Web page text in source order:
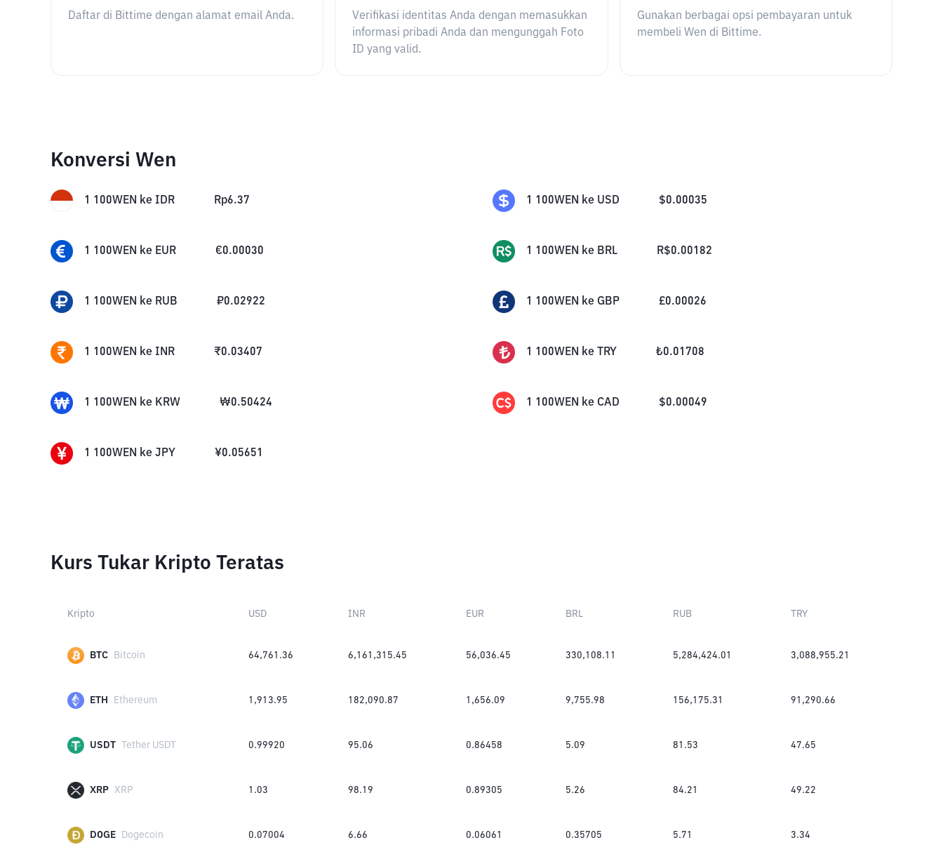
Daftar di Bittime dengan alamat email Anda.
Verifikasi identitas Anda dengan memasukkan
informasi pribadi Anda dan mengunggah Foto
ID yang valid.
Gunakan berbagai opsi pembayaran untuk
membeli Wen di Bittime.
Konversi Wen
1 100WEN ke IDR Rp6.37 1 100WEN ke USD $0.00035
1 100WEN ke EUR €0.00030 1 100WEN ke BRL R$0.00182
1 100WEN ke RUB ₽0.02922 1 100WEN ke GBP £0.00026
1 100WEN ke INR ₹0.03407 1 100WEN ke TRY ₺0.01708
1 100WEN ke KRW ₩0.50424 1 100WEN ke CAD $0.00049
1 100WEN ke JPY ¥0.05651
Kurs Tukar Kripto Teratas
Kripto USD INR EUR BRL RUB TRY
BTC Bitcoin 64,761.36 6,161,315.45 56,036.45 330,108.11 5,284,424.01 3,088,955.21
ETH Ethereum 1,913.95 182,090.87 1,656.09 9,755.98 156,175.31 91,290.66
USDT Tether USDT 0.99920 95.06 0.86458 5.09 81.53 47.65
XRP XRP 1.03 98.19 0.89305 5.26 84.21 49.22
DOGE Dogecoin 0.07004 6.66 0.06061 0.35705 5.71 3.34